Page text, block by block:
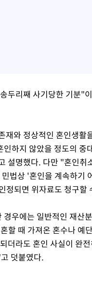
두리째 사기당한 기분"
재와 정상적인 혼인생활
인하지 않았을 정도의
설명했다. 다만 "혼인취
법상 '혼인을 계속하기
정되면 위자료도 청구할
우에는 일반적인 재산
할 때 가져온 혼수나 예
더라도 혼인 사실이 완
덧붙였다.